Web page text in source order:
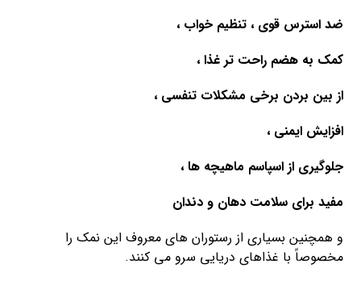
ضد استرس قوی ، تنظیم خواب ،
کمک به هضم راحت تر غذا ،
از بین بردن برخی مشکلات تنفسی ،
افزایش ایمنی ،
جلوگیری از اسپاسم ماهیچه ها ،
مفید برای سلامت دهان و دندان
و همچنین بسیاری از رستوران های معروف این نمک را
مخصوصاً با غذاهای دریایی سرو می کنند.